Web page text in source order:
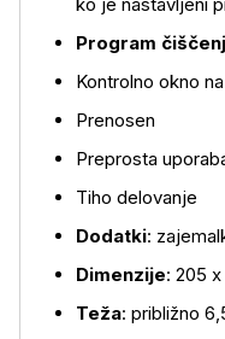
Program
Kontrolno okno
Prenosen
Preprosta
Tiho delovanje
Dodatki:
Dimenzije: 205
Teža: približno